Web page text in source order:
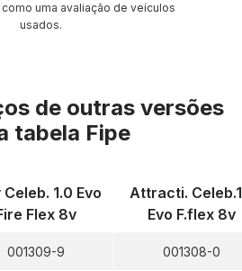
uma avaliação de veículos
usados.
de outras versões
tabela Fipe
Celeb. 1.0 Evo
Flex 8v
001309-9
Attracti.
Evo F.flex 8v
001308-0